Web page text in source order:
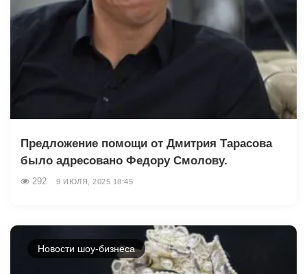
Предложение помощи от Дмитрия Тарасова
было адресовано Федору Смолову.
292 9 ИЮЛЯ, 2025 18:45
Новости шоу-бизнеса